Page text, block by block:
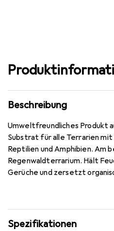
Beschreibung
Umweltfreundliches Produkt
Substrat für alle Terrarien
Reptilien und Amphibien. Am
Regenwaldterrarium. Hält
Gerüche und zersetzt
Spezifikationen